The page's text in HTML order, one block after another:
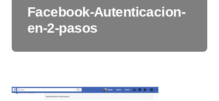
Facebook-Autenticacion-
en-2-pasos